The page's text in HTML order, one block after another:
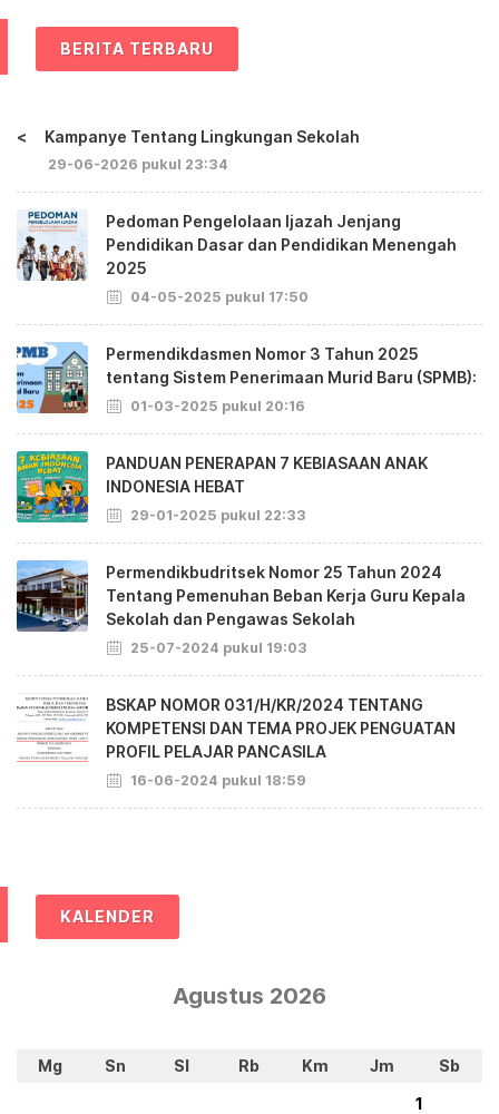
BERITA TERBARU
< Kampanye Tentang Lingkungan Sekolah
29-06-2026 pukul 23:34
Pedoman Pengelolaan Ijazah Jenjang
Pendidikan Dasar dan Pendidikan Menengah
2025
04-05-2025 pukul 17:50
Permendikdasmen Nomor 3 Tahun 2025
tentang Sistem Penerimaan Murid Baru (SPMB):
01-03-2025 pukul 20:16
PANDUAN PENERAPAN 7 KEBIASAAN ANAK
INDONESIA HEBAT
29-01-2025 pukul 22:33
Permendikbudritsek Nomor 25 Tahun 2024
Tentang Pemenuhan Beban Kerja Guru Kepala
Sekolah dan Pengawas Sekolah
25-07-2024 pukul 19:03
BSKAP NOMOR 031/H/KR/2024 TENTANG
KOMPETENSI DAN TEMA PROJEK PENGUATAN
PROFIL PELAJAR PANCASILA
16-06-2024 pukul 18:59
KALENDER
Agustus 2026
Mg Sn Sl Rb Km Jm
Sb
1